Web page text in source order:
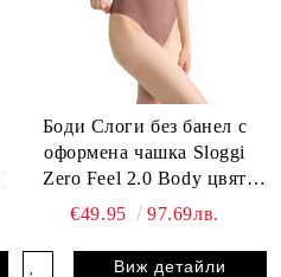
Боди Слоги без банел с
оформена чашка Sloggi
Zero Feel 2.0 Body цвят
какао
€49.95 97.69лв.
Виж детайли